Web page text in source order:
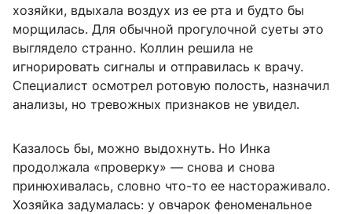
хозяйки, вдыхала воздух из ее рта и будто бы
морщилась. Для обычной прогулочной суеты это
выглядело странно. Коллин решила не
игнорировать сигналы и отправилась к врачу.
Специалист осмотрел ротовую полость, назначил
анализы, но тревожных признаков не увидел.
Казалось бы, можно выдохнуть. Но Инка
продолжала «проверку» — снова и снова
принюхивалась, словно что-то ее настораживало.
Хозяйка задумалась: у овчарок феноменальное